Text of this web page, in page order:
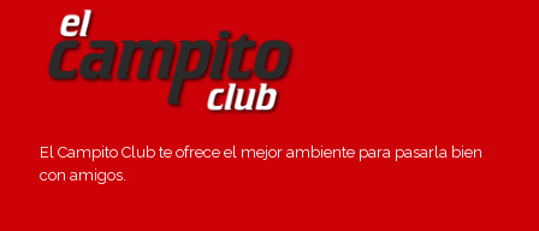
El Campito Club te ofrece el mejor ambiente para pasarla bien
con amigos.